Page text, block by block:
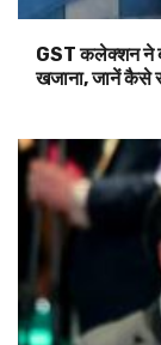
GST कलेक्शन ने
खजाना, जानें कैसे